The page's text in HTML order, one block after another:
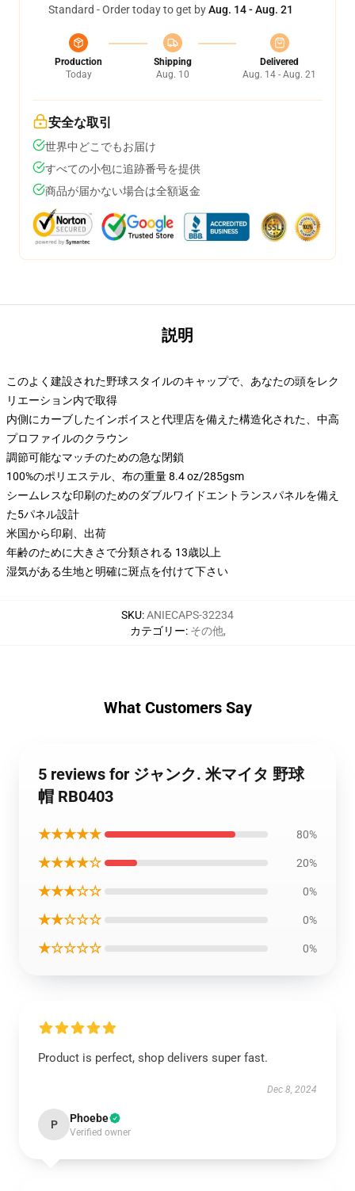
Standard - Order today to get byAug. 14 - Aug. 21
Production
Today
Shipping
Aug. 10
Delivered
Aug. 14 - Aug. 21
安全な取引
世界中どこでもお届け
すべての小包に追跡番号を提供
商品が届かない場合は全額返金
説明
このよく建設された野球スタイルのキャップで、あなたの頭をレク
リエーション内で取得
内側にカーブしたインボイスと代理店を備えた構造化された、中高
プロファイルのクラウン
調節可能なマッチのための急な閉鎖
100%のポリエステル、布の重量 8.4 oz/285gsm
シームレスな印刷のためのダブルワイドエントランスパネルを備え
た5パネル設計
米国から印刷、出荷
年齢のために大きさで分類される 13歳以上
湿気がある生地と明確に斑点を付けて下さい
SKU:ANIECAPS-32234
カテゴリー: その他,
What Customers Say
5 reviews for ジャンク. 米マイタ 野球
帽 RB0403
★★★★★ 80%
★★★★☆ 20%
★★★☆☆ 0%
★★☆☆☆ 0%
★☆☆☆☆ 0%
Product is perfect, shop delivers super fast.
Dec 8, 2024
P Phoebe
Verified owner